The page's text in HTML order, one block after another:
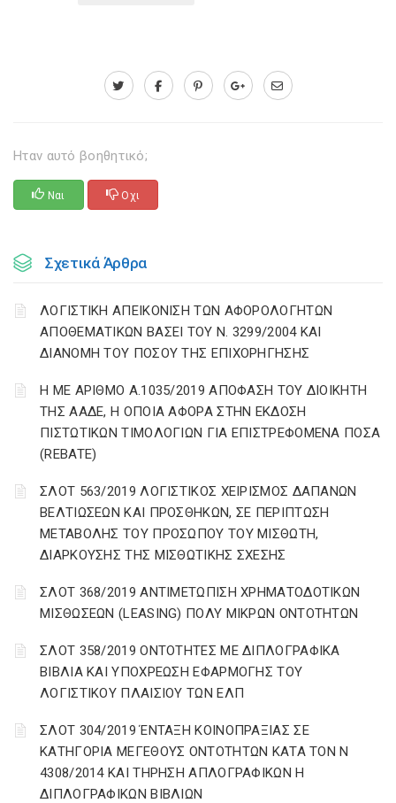
Ηταν αυτό βοηθητικό;
Ναι Οχι
Σχετικά Άρθρα
ΛΟΓΙΣΤΙΚΗ ΑΠΕΙΚΟΝΙΣΗ ΤΩΝ ΑΦΟΡΟΛΟΓΗΤΩΝ
ΑΠΟΘΕΜΑΤΙΚΩΝ ΒΑΣΕΙ ΤΟΥ N. 3299/2004 ΚΑΙ
ΔΙΑΝΟΜΗ ΤΟΥ ΠΟΣΟΥ ΤΗΣ ΕΠΙΧΟΡΗΓΗΣΗΣ
Η ΜΕ ΑΡΙΘΜΟ Α.1035/2019 ΑΠΟΦΑΣΗ ΤΟΥ ΔΙΟΙΚΗΤΗ
ΤΗΣ ΑΑΔΕ, Η ΟΠΟΙΑ ΑΦΟΡΑ ΣΤΗΝ ΕΚΔΟΣΗ
ΠΙΣΤΩΤΙΚΩΝ ΤΙΜΟΛΟΓΙΩΝ ΓΙΑ ΕΠΙΣΤΡΕΦΟΜΕΝΑ ΠΟΣΑ
(REBATE)
ΣΛΟΤ 563/2019 ΛΟΓΙΣΤΙΚΟΣ ΧΕΙΡΙΣΜΟΣ ΔΑΠΑΝΩΝ
ΒΕΛΤΙΩΣΕΩΝ ΚΑΙ ΠΡΟΣΘΗΚΩΝ, ΣΕ ΠΕΡΙΠΤΩΣΗ
ΜΕΤΑΒΟΛΗΣ ΤΟΥ ΠΡΟΣΩΠΟΥ ΤΟΥ ΜΙΣΘΩΤΗ,
ΔΙΑΡΚΟΥΣΗΣ ΤΗΣ ΜΙΣΘΩΤΙΚΗΣ ΣΧΕΣΗΣ
ΣΛΟΤ 368/2019 ΑΝΤΙΜΕΤΩΠΙΣΗ ΧΡΗΜΑΤΟΔΟΤΙΚΩΝ
ΜΙΣΘΩΣΕΩΝ (LEASING) ΠΟΛΥ ΜΙΚΡΩΝ ΟΝΤΟΤΗΤΩΝ
ΣΛΟΤ 358/2019 ΟΝΤΟΤΗΤΕΣ ΜΕ ΔΙΠΛΟΓΡΑΦΙΚΑ
ΒΙΒΛΙΑ ΚΑΙ ΥΠΟΧΡΕΩΣΗ ΕΦΑΡΜΟΓΗΣ ΤΟΥ
ΛΟΓΙΣΤΙΚΟΥ ΠΛΑΙΣΙΟΥ ΤΩΝ ΕΛΠ
ΣΛΟΤ 304/2019 ΈΝΤΑΞΗ ΚΟΙΝΟΠΡΑΞΙΑΣ ΣΕ
ΚΑΤΗΓΟΡΙΑ ΜΕΓΕΘΟΥΣ ΟΝΤΟΤΗΤΩΝ ΚΑΤΑ ΤΟΝ Ν
4308/2014 ΚΑΙ ΤΗΡΗΣΗ ΑΠΛΟΓΡΑΦΙΚΩΝ Η
ΔΙΠΛΟΓΡΑΦΙΚΩΝ ΒΙΒΛΙΩΝ